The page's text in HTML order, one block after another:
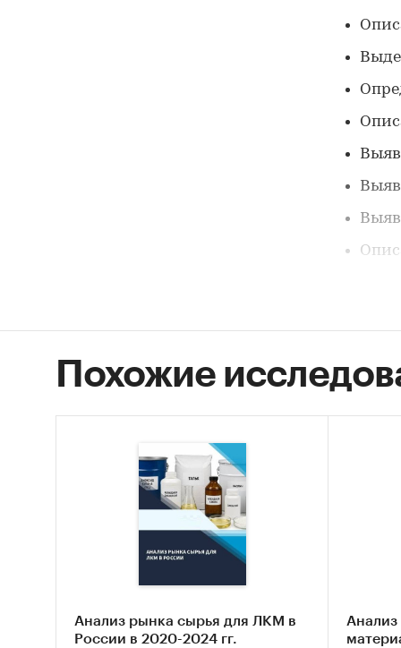
также
В
Похожие
Анализ рынка сырья для ЛКМ в
России в 2020-2024 гг.